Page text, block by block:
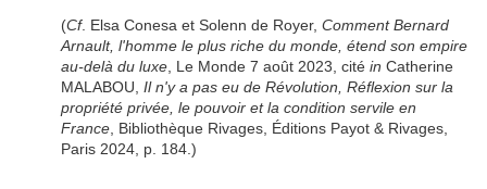
(Cf. Elsa Conesa et Solenn de Royer, Comment Bernard
Arnault, l'homme le plus riche du monde, étend son empire
au-delà du luxe , Le Monde 7 août 2023, cité in Catherine
MALABOU, Il n'y a pas eu de Révolution, Réflexion sur la
propriété privée, le pouvoir et la condition servile en
France , Bibliothèque Rivages, Éditions Payot & Rivages,
Paris 2024, p. 184.)